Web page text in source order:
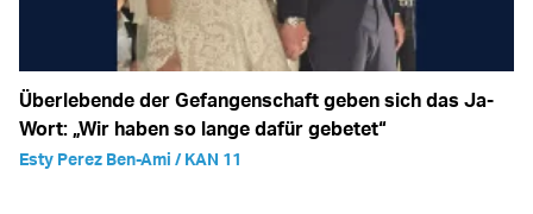
Überlebende der Gefangenschaft geben sich das Ja-
Wort: „Wir haben so lange dafür gebetet“
Esty Perez Ben-Ami / KAN 11